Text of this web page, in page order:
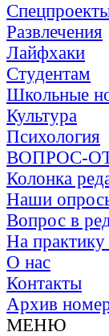
Развлечения
Лайфхаки
Студентам
Школьные
Культура
Психология
ВОПРОС-
Колонка
Наши
Вопрос в
На
О нас
Контакты
Архив
МЕНЮ